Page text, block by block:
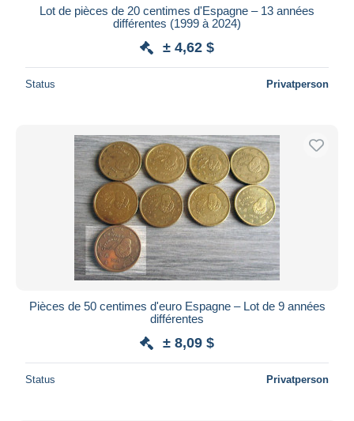
Lot de pièces de 20 centimes d'Espagne – 13 années
différentes (1999 à 2024)
± 4,62 $
Status Privatperson
Pièces de 50 centimes d'euro Espagne – Lot de 9 années
différentes
± 8,09 $
Status Privatperson